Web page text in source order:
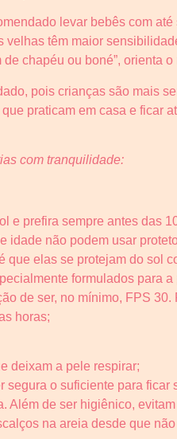
levar bebês com
velhas têm maior
chapéu ou boné”, orienta
pois crianças são mais
praticam em casa e ficar
com tranquilidade:
e prefira sempre antes das
idade não podem usar
que elas se protejam do sol
formulados para
de ser, no mínimo, FPS
horas;
deixam a pele respirar;
segura o suficiente para
Além de ser higiênico,
na areia desde que